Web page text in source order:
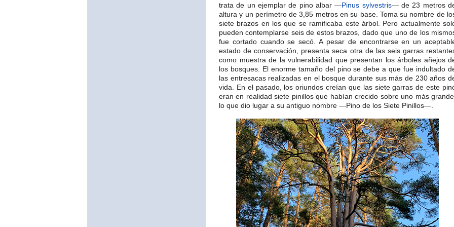
trata de un ejemplar de pino albar —Pinus sylvestris— de 23 metros
altura y un perímetro de 3,85 metros en su base. Toma su nombre de
siete brazos en los que se ramificaba este árbol. Pero actualmente
pueden contemplarse seis de estos brazos, dado que uno de los
fue cortado cuando se secó. A pesar de encontrarse en un
estado de conservación, presenta seca otra de las seis garras
como muestra de la vulnerabilidad que presentan los árboles añejos
los bosques. El enorme tamaño del pino se debe a que fue indultado
las entresacas realizadas en el bosque durante sus más de 230 años
vida. En el pasado, los oriundos creían que las siete garras de este
eran en realidad siete pinillos que habían crecido sobre uno más
lo que dio lugar a su antiguo nombre —Pino de los Siete Pinillos—.